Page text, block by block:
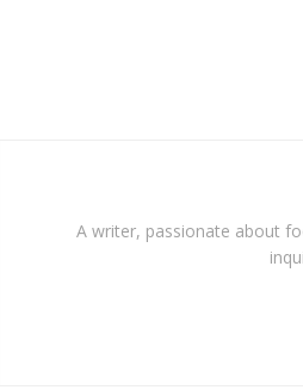
A writer, passionate about